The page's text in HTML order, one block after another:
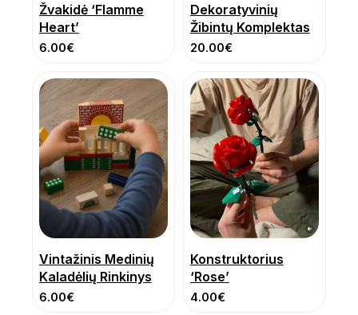
Žvakidė ‘Flamme
Heart’
6.00€
Dekoratyvinių
Žibintų Komplektas
20.00€
Vintažinis Medinių
Kaladėlių Rinkinys
6.00€
Konstruktorius
‘Rose’
4.00€